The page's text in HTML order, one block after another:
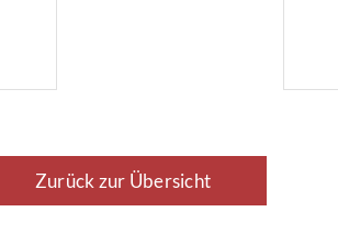
Zurück zur Übersicht